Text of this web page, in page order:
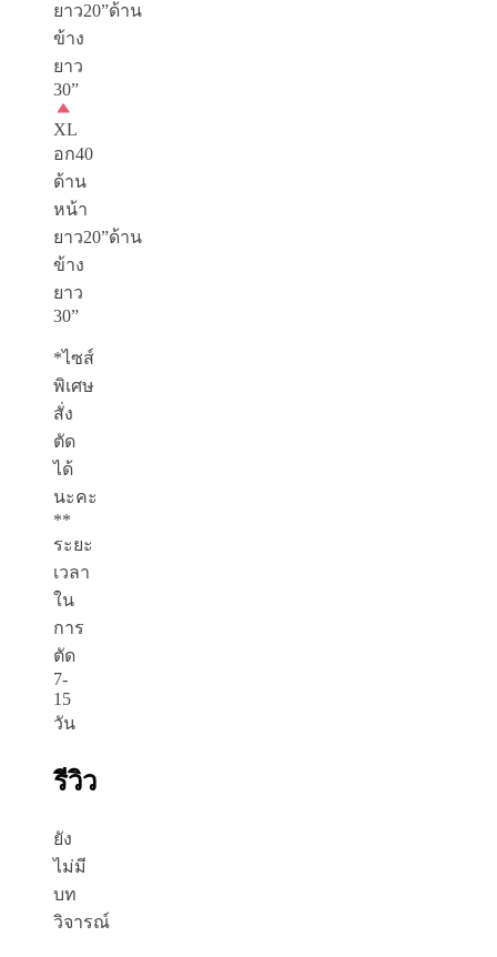
ยาว20”ด้าน
ข้าง
ยาว
30”
XL
อก40
ด้าน
หน้า
ยาว20”ด้าน
ข้าง
ยาว
30”
*ไซส์
พิเศษ
สั่ง
ตัด
ได้
นะคะ
**
ระยะ
เวลา
ใน
การ
ตัด
7-
15
วัน
รีวิว
ยัง
ไม่มี
บท
วิจารณ์